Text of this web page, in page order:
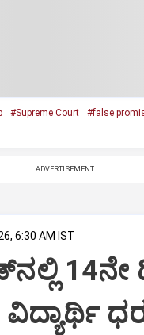
#Supreme Court #false
ADVERTISEMENT
6:30 AM IST
14ನೇ
ವಿದ್ಯಾರ್ಥಿ